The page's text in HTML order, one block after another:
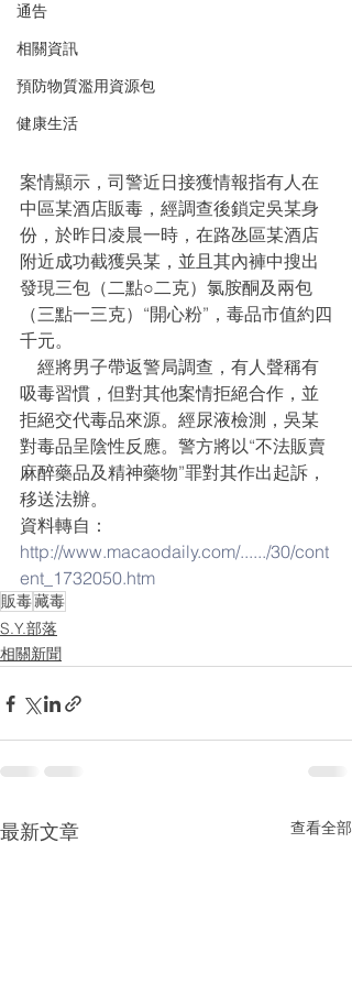
通告
相關資訊
預防物質濫用資源包
健康生活
案情顯示，司警近日接獲情報指有人在
中區某酒店販毒，經調查後鎖定吳某身
份，於昨日凌晨一時，在路氹區某酒店
附近成功截獲吳某，並且其內褲中搜出
發現三包（二點○二克）氯胺酮及兩包
（三點一三克）“開心粉”，毒品市值約四
千元。
經將男子帶返警局調查，有人聲稱有
吸毒習慣，但對其他案情拒絕合作，並
拒絕交代毒品來源。經尿液檢測，吳某
對毒品呈陰性反應。警方將以“不法販賣
麻醉藥品及精神藥物”罪對其作出起訴，
移送法辦。
資料轉自：
http://www.macaodaily.com/....../30/cont
ent_1732050.htm
販毒藏毒
S.Y.部落
相關新聞
最新文章 查看全部